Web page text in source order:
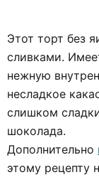
Этот торт без
сливками.
нежную
несладкое
слишком
шоколада.
Дополнительно
этому рецепту